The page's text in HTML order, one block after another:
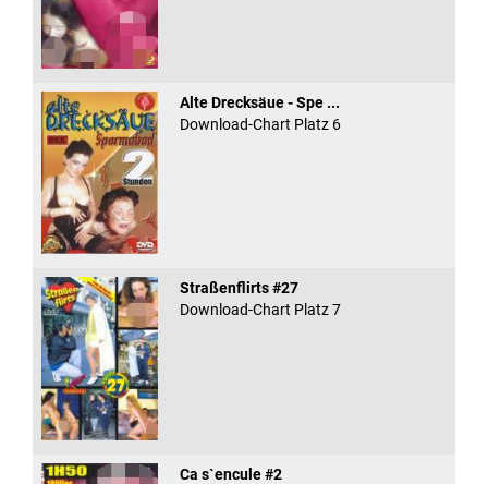
Alte Drecksäue - Spe ...
Download-Chart Platz 6
Straßenflirts #27
Download-Chart Platz 7
Ca s`encule #2